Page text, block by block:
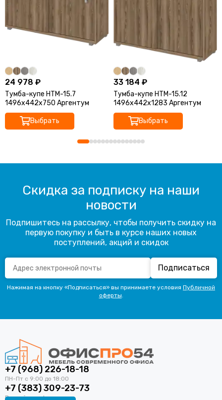
24 978 ₽
Тумба-купе НТМ-15.7
1496x442x750 Аргентум
Выбрать
33 184 ₽
Тумба-купе НТМ-15.12
1496x442x1283 Аргентум
Выбрать
Скидка за подписку на наши
новости
Подпишитесь на рассылку, чтобы получить скидку на
первую покупку и быть в курсе наших новых
поступлений, акций и скидок
Подписаться
Нажимая на кнопку «Подписаться» вы принимаете условия Публичной
оферты.
+7 (968) 226-18-18
+7 (383) 309-23-73